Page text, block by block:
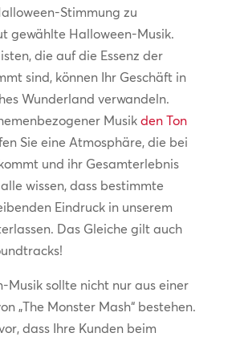
Stimmung zu
gewählte Halloween-Musik.
die auf die Essenz der
sind, können Ihr Geschäft in
Wunderland verwandeln.
Musik den Ton
Sie eine Atmosphäre, die bei
und ihr Gesamterlebnis
wissen, dass bestimmte
Eindruck in unserem
Das Gleiche gilt auch
Musik sollte nicht nur aus einer
„The Monster Mash“ bestehen.
dass Ihre Kunden beim